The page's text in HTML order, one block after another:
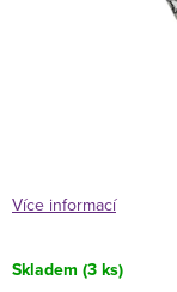
Více informací
Skladem (3 ks)